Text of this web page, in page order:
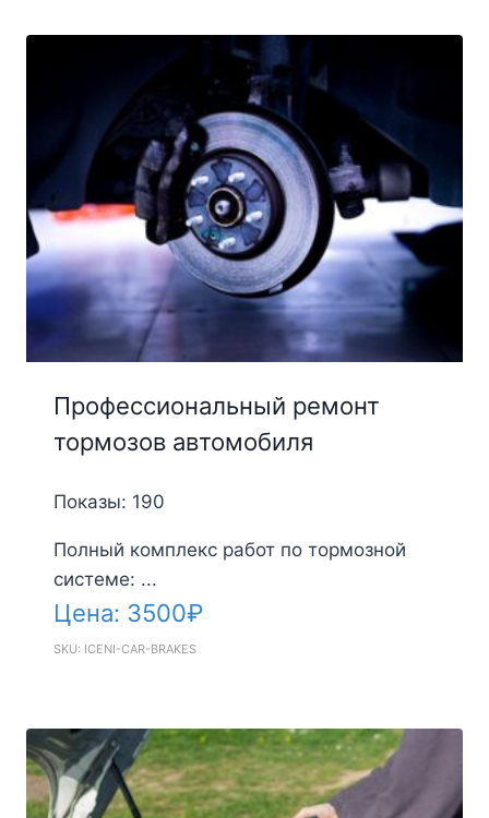
Профессиональный ремонт
тормозов автомобиля
Показы: 190
Полный комплекс работ по тормозной
системе: ...
Цена: 3500₽
SKU: ICENI-CAR-BRAKES